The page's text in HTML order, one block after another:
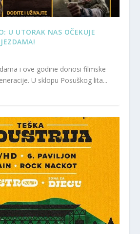
U UTORAK NAS OČEKUJE
i ove godine donosi filmske
U sklopu Posuškog lita...